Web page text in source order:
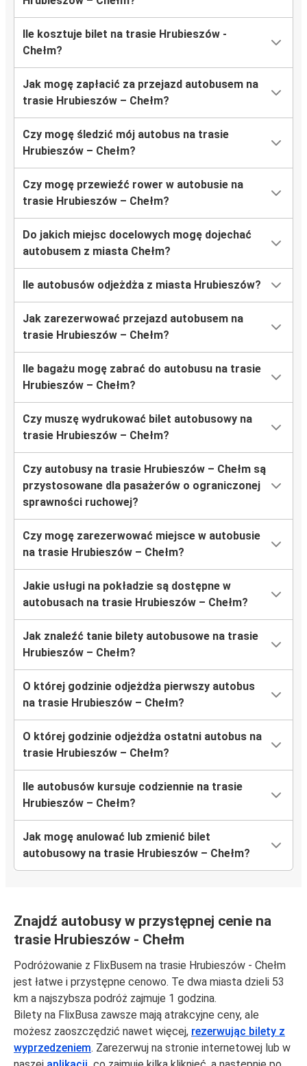
Ile kosztuje bilet na trasie Hrubieszów -
Chełm?
Jak mogę zapłacić za przejazd autobusem na
trasie Hrubieszów – Chełm?
Czy mogę śledzić mój autobus na trasie
Hrubieszów – Chełm?
Czy mogę przewieźć rower w autobusie na
trasie Hrubieszów – Chełm?
Do jakich miejsc docelowych mogę dojechać
autobusem z miasta Chełm?
Ile autobusów odjeżdża z miasta Hrubieszów?
Jak zarezerwować przejazd autobusem na
trasie Hrubieszów – Chełm?
Ile bagażu mogę zabrać do autobusu na trasie
Hrubieszów – Chełm?
Czy muszę wydrukować bilet autobusowy na
trasie Hrubieszów – Chełm?
Czy autobusy na trasie Hrubieszów – Chełm są
przystosowane dla pasażerów o ograniczonej
sprawności ruchowej?
Czy mogę zarezerwować miejsce w autobusie
na trasie Hrubieszów – Chełm?
Jakie usługi na pokładzie są dostępne w
autobusach na trasie Hrubieszów – Chełm?
Jak znaleźć tanie bilety autobusowe na trasie
Hrubieszów – Chełm?
O której godzinie odjeżdża pierwszy autobus
na trasie Hrubieszów – Chełm?
O której godzinie odjeżdża ostatni autobus na
trasie Hrubieszów – Chełm?
Ile autobusów kursuje codziennie na trasie
Hrubieszów – Chełm?
Jak mogę anulować lub zmienić bilet
autobusowy na trasie Hrubieszów – Chełm?
Znajdź autobusy w przystępnej cenie na
trasie Hrubieszów - Chełm
Podróżowanie z FlixBusem na trasie Hrubieszów - Chełm
jest łatwe i przystępne cenowo. Te dwa miasta dzieli 53
km a najszybsza podróż zajmuje 1 godzina.
Bilety na FlixBusa zawsze mają atrakcyjne ceny, ale
możesz zaoszczędzić nawet więcej, rezerwując bilety z
wyprzedzeniem. Zarezerwuj na stronie internetowej lub w